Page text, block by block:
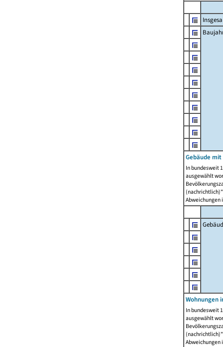
Gebäude mit
In bundesweit
ausgewählt
Abweichungen
Wohnungen
In bundesweit
ausgewählt
Abweichungen